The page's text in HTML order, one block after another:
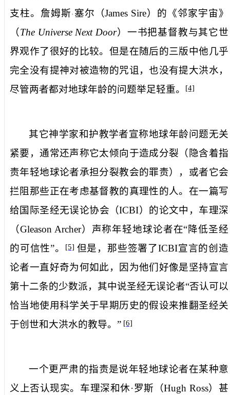
支柱。詹姆斯 · 塞尔（James Sire）的《邻家宇宙》
（The Universe Next Door）一书把基督教与其它世
界观作了很好的比较。但是在随后的三版中他几乎
完全没有提神对被造物的咒诅，也没有提大洪水，
尽管两者都对地球年龄的问题举足轻重。
[4]
其它神学家和护教学者宣称地球年龄问题无关
紧要，通常还声称它太倾向于造成分裂（隐含着指
责年轻地球论者承担分裂教会的罪责），或者它会
拦阻那些正在考虑基督教的真理性的人。在一篇写
给国际圣经无误论协会（ICBI）的论文中，车理深
（Gleason Archer）声称年轻地球论者在“降低圣经
的可信性”。
[5] 但是，那些签署了ICBI宣言的创造
论者一直好奇为何如此，因为他们好像是坚持宣言
第十二条的少数派，其中说圣经无误论者“否认可以
恰当地使用科学关于早期历史的假设来推翻圣经关
于创世和大洪水的教导。” [6]
一个更严肃的指责是说年轻地球论者在某种意
义上否认现实。车理深和休·罗斯（Hugh Ross）甚